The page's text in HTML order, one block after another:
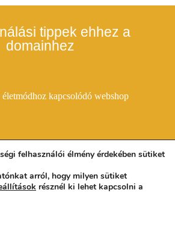
tippek ehhez a
domainhez
életmódhoz kapcsolódó webshop
- Eladó domainek üzleti ötletekkel -
- Tel: +36 20 2900 733 - E-
sales@domainkirakat.hu
felhasználói élmény érdekében sütiket
arról, hogy milyen sütiket
résznél ki lehet kapcsolni a